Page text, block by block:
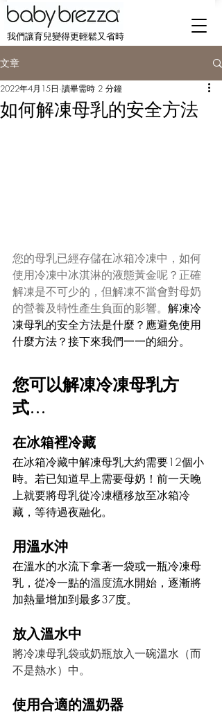
我們讓育兒變得更輕鬆又省時
文章
如何解凍母乳的安全方法
2022年4月15日 讀畢需時 2 分鐘
您的母乳已經存儲在冰箱冷凍中，如何
使用冷凍中冰淇淋的液態黃金呢？正確
解凍是不可少的，但解凍不當會對母奶
的營養及特性產生負面的影響。 解凍冷
凍母乳的安全方法是什麼？應避免使用
什麼方法？接下來我們一一的細分。
您可以解凍冷凍母乳方
式…
在冰箱裡冷藏
在冰箱冷藏中解凍母乳大約需要12個小
時。若已知道早上需要母奶！前一天晚
上就要將母乳從冷凍櫃移放至冰箱冷
藏，等待過夜融化。
用溫水沖
在溫水的水流下拿著一袋或一瓶冷凍母
乳，從冷一點的溫度流水開始，逐漸將
加熱量增加到最多37度。
放入溫水中
將冷凍母乳袋或奶瓶放入一碗溫水（而
不是熱水）中。
使用合適的溫奶器